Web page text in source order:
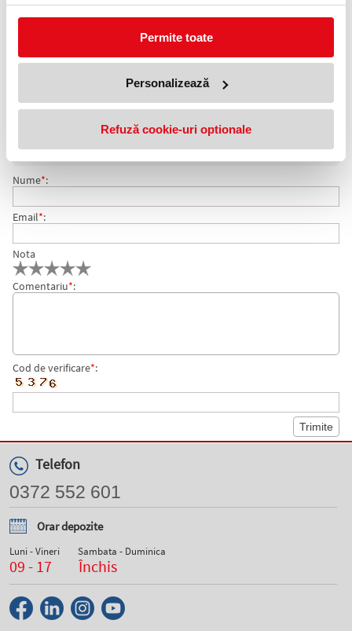
Permite toate
Personalizează
Refuză cookie-uri optionale
material de calitate rezistent, coperti din carton lucios, tare. Este
util pentru uz scolar cat si pentru cultura generala.
COMENTARII ATLAS GEOGRAFIC SCOLAR
Nu exista comentarii. Fii primul care comenteaza acest produs!
Adresa de e-mail ramane confidentiala si nu va fi afisata pe site.
Nume*:
Email*:
Nota
Comentariu*:
Cod de verificare*:
Telefon
0372 552 601
Orar depozite
Luni - Vineri
09 - 17
Sambata - Duminica
Închis